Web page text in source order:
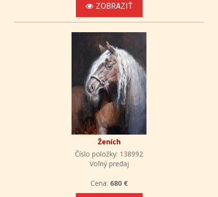
ZOBRAZIŤ
Ženích
Číslo položky: 138992
Voľný predaj
Cena: 680 €